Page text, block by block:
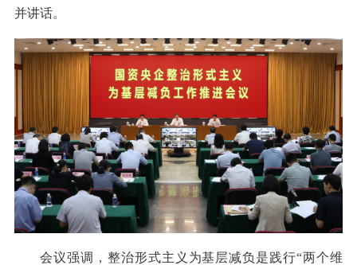
并讲话。
会议强调，整治形式主义为基层减负是践行“两个维